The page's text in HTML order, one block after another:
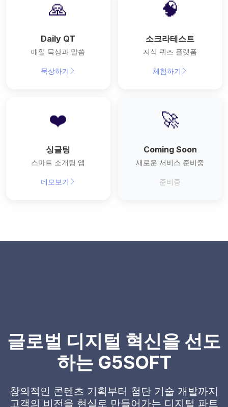
🙏
Daily QT
매일 묵상과 말씀
묵상하기
🧠
소크라테스트
지식 퀴즈 플랫폼
체험하기
❤️
싱글팅
스마트 소개팅 앱
데모보기
🚀
Coming Soon
새로운 서비스 준비중
준비중
글로벌 디지털 혁신을 선도
하는 G5SOFT
창의적인 콘텐츠 기획부터 첨단 기술 개발까지
고객의 비전을 현실로 만들어가는 디지털 파트